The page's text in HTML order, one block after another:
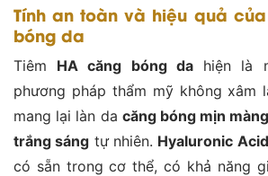
Tính an toàn và hiệu quả
bóng da
Tiêm HA căng bóng dahiện là
phương pháp thẩm mỹ không xâm
mang lại làn da căng bóng mịn màng
trắng sáng tự nhiên. Hyaluronic
có sẵn trong cơ thể, có khả năng